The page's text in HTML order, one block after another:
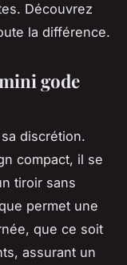
Découvrez
la différence.
gode
discrétion.
compact, il se
tiroir sans
permet une
que ce soit
assurant un